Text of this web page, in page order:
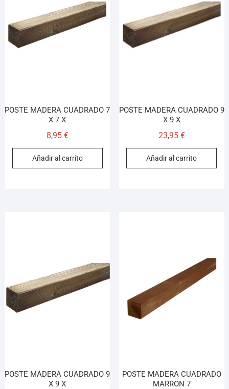
POSTE MADERA CUADRADO 7
X 7 X
8,95 €
Añadir al carrito
POSTE MADERA CUADRADO 9
X 9 X
23,95 €
Añadir al carrito
POSTE MADERA CUADRADO 9
X 9 X
POSTE MADERA CUADRADO
MARRON 7